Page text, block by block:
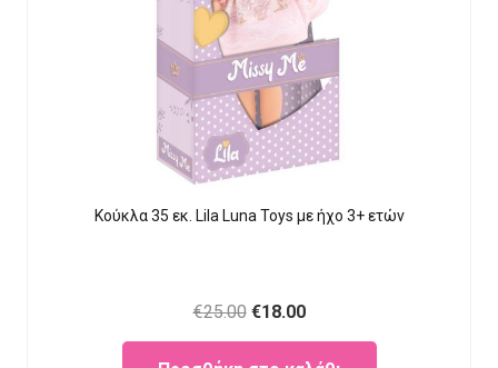
Κούκλα 35 εκ. Lila Luna Τοys με ήχο 3+ ετών
€25.00 Original
price
€18.00Current
price